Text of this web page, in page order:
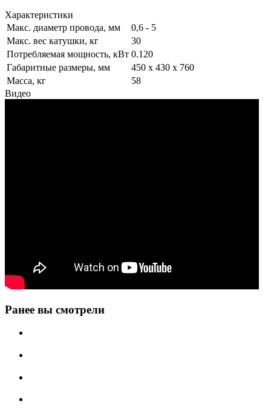
Характеристики
Макс. диаметр провода, мм
0,6 - 5
Макс. вес катушки, кг
30
Потребляемая мощность, кВт 0.120
Габаритные размеры, мм
450 x 430 x 760
Масса, кг
58
Видео
Ранее вы смотрели